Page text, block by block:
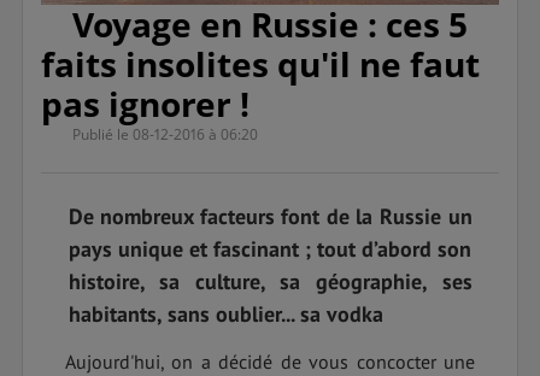
Voyage en Russie : ces 5
faits insolites qu'il ne faut
pas ignorer !
Publié le 08-12-2016 à 06:20
De nombreux facteurs font de la Russie un
pays unique et fascinant ; tout d’abord son
histoire, sa culture, sa géographie, ses
habitants, sans oublier... sa vodka
Aujourd'hui, on a décidé de vous concocter une